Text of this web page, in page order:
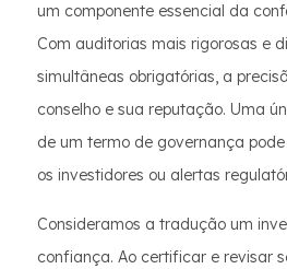
um componente essencial da
Com auditorias mais rigorosas e
simultâneas obrigatórias, a
conselho e sua reputação. Uma
de um termo de governança
os investidores ou alertas
Consideramos a tradução um
confiança. Ao certificar e revisar